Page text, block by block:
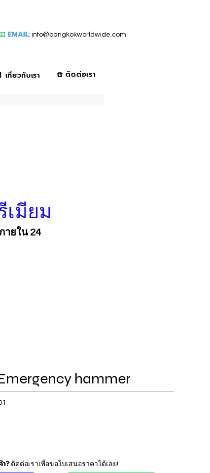
EMAIL: info@bangkokworldwide.com
เกี่ยวกับเรา ☎️ ติดต่อเรา
มียม
ายใน 24
hammer
? ติดต่อเราเพื่อขอใบเสนอราคาได้เลย!